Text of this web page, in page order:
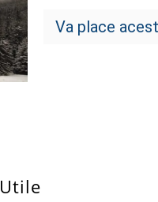
Va place
Utile